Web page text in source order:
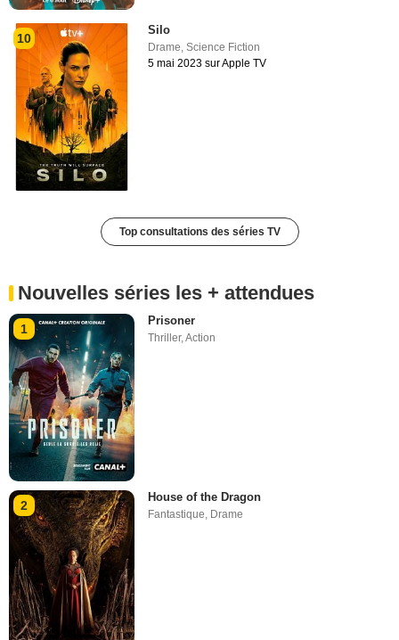
10
Silo
Drame,Science Fiction
5 mai 2023 sur Apple TV
Top consultations des séries TV
Nouvelles séries les + attendues
1
Prisoner
Thriller,Action
2
House of the Dragon
Fantastique, Drame